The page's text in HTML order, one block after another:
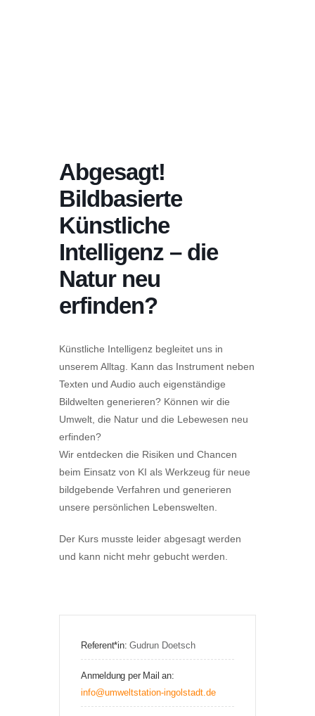
Abgesagt!
Bildbasierte
Künstliche
Intelligenz – die
Natur neu
erfinden?
Künstliche Intelligenz begleitet uns in
unserem Alltag. Kann das Instrument neben
Texten und Audio auch eigenständige
Bildwelten generieren? Können wir die
Umwelt, die Natur und die Lebewesen neu
erfinden?
Wir entdecken die Risiken und Chancen
beim Einsatz von KI als Werkzeug für neue
bildgebende Verfahren und generieren
unsere persönlichen Lebenswelten.
Der Kurs musste leider abgesagt werden
und kann nicht mehr gebucht werden.
Referent*in:Gudrun Doetsch
Anmeldung per Mail an:
info@umweltstation-ingolstadt.de